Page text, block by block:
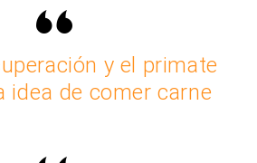
y el primate
idea de comer carne